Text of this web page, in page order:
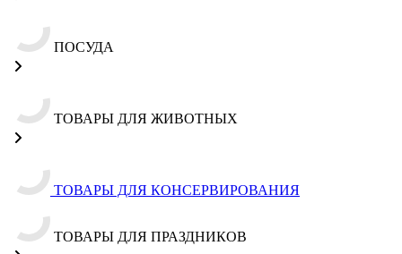
ПОСУДА
ТОВАРЫ ДЛЯ ЖИВОТНЫХ
ТОВАРЫ ДЛЯ КОНСЕРВИРОВАНИЯ
ТОВАРЫ ДЛЯ ПРАЗДНИКОВ